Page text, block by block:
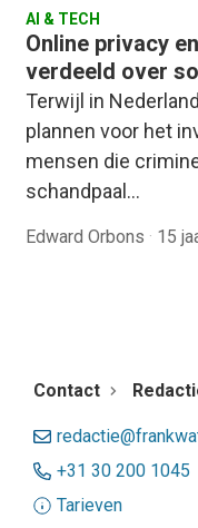
AI & TECH
Online privacy
verdeeld over
Terwijl in
plannen voor het
mensen die
schandpaal…
Edward Orbons · 15
Contact
+31 30 200 1045
Tarieven